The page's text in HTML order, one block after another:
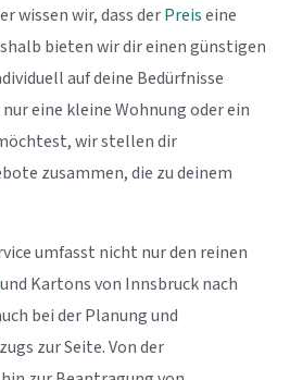
wissen wir, dass derPreiseine
bieten wir dir einen günstigen
auf deine Bedürfnisse
eine kleine Wohnung oder ein
wir stellen dir
zusammen, die zu deinem
umfasst nicht nur den reinen
und Kartons von Innsbruck nach
bei der Planung und
zur Seite. Von der